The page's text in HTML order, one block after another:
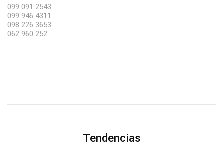
099 091 2543
099 946 4311
098 226 3653
062 960 252
Tendencias